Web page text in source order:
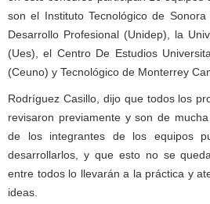
son el Instituto Tecnológico de
Desarrollo Profesional (Unidep), la
(Ues), el Centro De Estudios
(Ceuno) y Tecnológico de Monterrey
Rodríguez Casillo, dijo que todos los
revisaron previamente y son de
de los integrantes de los equipos
desarrollarlos, y que esto no se
entre todos lo llevarán a la práctica y
ideas.